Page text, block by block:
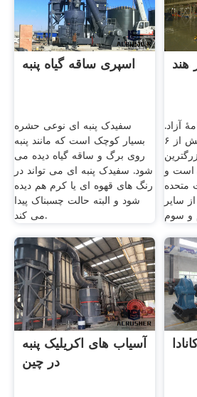
اسپری ساقه گیاه پنبه
سفیدک پنبه ای نوعی حشره
بسیار کوچک است که مانند پنبه
روی برگ و ساقه گیاه دیده می
شود. سفیدک پنبه ای می تواند در
رنگ های قهوه ای یا کرم هم دیده
شود و البته حالت چسبناک پیدا
می کند.
هند
آزاد.
هم‌اکنون هند با تولید بیش از ۶
است و
متحده
سایر
و سوم
آسیاب های اکریلیک پنبه
در چین